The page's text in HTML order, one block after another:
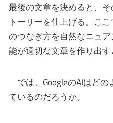
最後の文章を決めると、
トーリーを仕上げる。こ
のつなぎ方を自然なニュ
能が適切な文章を作り出す
では、GoogleのAIはど
ているのだろうか。